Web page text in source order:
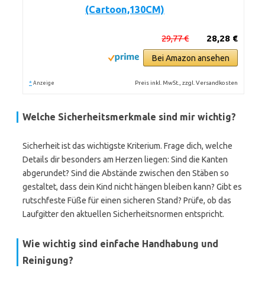
(Cartoon,130CM)
28,28 €
29,77 €
Bei Amazon ansehen
* Anzeige Preis inkl. MwSt., zzgl. Versandkosten
Welche Sicherheitsmerkmale sind mir wichtig?
Sicherheit ist das wichtigste Kriterium. Frage dich, welche
Details dir besonders am Herzen liegen: Sind die Kanten
abgerundet? Sind die Abstände zwischen den Stäben so
gestaltet, dass dein Kind nicht hängen bleiben kann? Gibt es
rutschfeste Füße für einen sicheren Stand? Prüfe, ob das
Laufgitter den aktuellen Sicherheitsnormen entspricht.
Wie wichtig sind einfache Handhabung und
Reinigung?